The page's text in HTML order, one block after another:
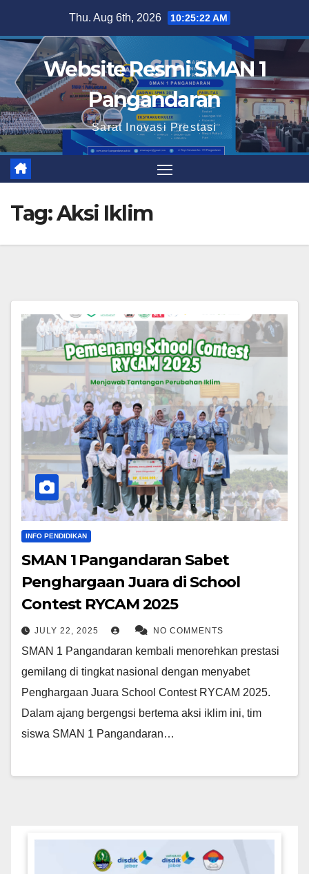
content
Thu. Aug 6th, 2026 10:25:22 AM
Website Resmi SMAN 1
Pangandaran
Sarat Inovasi Prestasi
Tag:Aksi Iklim
INFO PENDIDIKAN
SMAN 1 Pangandaran Sabet
Penghargaan Juara di School
Contest RYCAM 2025
JULY 22, 2025 NO COMMENTS
SMAN 1 Pangandaran kembali menorehkan prestasi
gemilang di tingkat nasional dengan menyabet
Penghargaan Juara School Contest RYCAM 2025.
Dalam ajang bergengsi bertema aksi iklim ini, tim
siswa SMAN 1 Pangandaran…